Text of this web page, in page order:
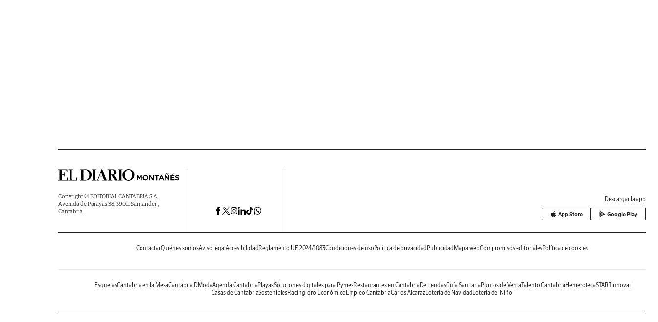
Copyright © EDITORIAL CANTABRIA S.A.
Avenida de Parayas 38, 39011 Santander ,
Cantabria
Descargar la app
App Store Google Play
ContactarQuiénes somosAviso legal Accesibilidad Reglamento UE 2024/1083Condiciones de uso Política de privacidad Publicidad Mapa webCompromisos editorialesPolítica de cookies
EsquelasCantabria en la MesaCantabria DModaAgenda Cantabria PlayasSoluciones digitales para PymesRestaurantes en Cantabria De tiendasGuía Sanitaria Puntos de VentaTalento Cantabria HemerotecaSTARTinnova
Casas de CantabriaSosteniblesRacing Foro Económico Empleo CantabriaCarlos AlcarazLotería de Navidad Lotería del Niño